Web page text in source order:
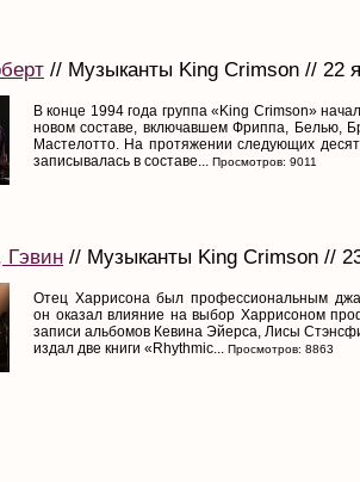
// Музыканты King Crimson // 22
В конце 1994 года группа «King Crimson»
новом составе, включавшем Фриппа, Белью,
Мастелотто. На протяжении следующих
записывалась в составе... Просмотров: 9011
Гэвин // Музыканты King Crimson //
Отец Харрисона был профессиональным
он оказал влияние на выбор Харрисоном
записи альбомов Кевина Эйерса, Лисы
издал две книги «Rhythmic... Просмотров: 8863